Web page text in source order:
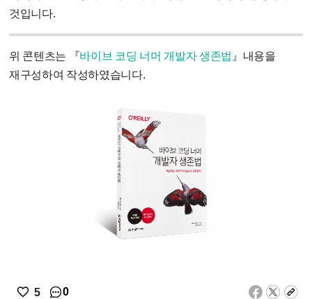
것입니다.
위 콘텐츠는 『바이브 코딩 너머 개발자 생존법 』내용을
재구성하여 작성하였습니다.
5 0